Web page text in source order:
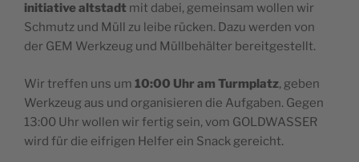
initiative altstadt mit dabei, gemeinsam wollen wir
Schmutz und Müll zu leibe rücken. Dazu werden von
der GEM Werkzeug und Müllbehälter bereitgestellt.
Wir treffen uns um 10:00 Uhr am Turmplatz, geben
Werkzeug aus und organisieren die Aufgaben. Gegen
13:00 Uhr wollen wir fertig sein, vom GOLDWASSER
wird für die eifrigen Helfer ein Snack gereicht.